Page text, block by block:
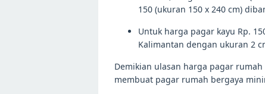
150 (ukuran 150 x 240 cm)
Untuk harga pagar kayu Rp.
Kalimantan dengan ukuran 2
Demikian ulasan harga pagar
membuat pagar rumah bergaya